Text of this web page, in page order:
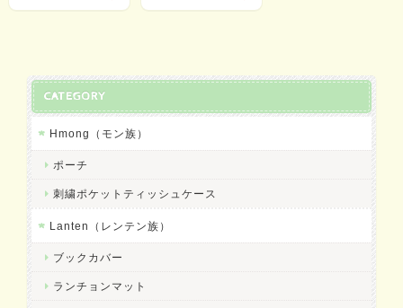
CATEGORY
Hmong（モン族）
ポーチ
刺繍ポケットティッシュケース
Lanten（レンテン族）
ブックカバー
ランチョンマット